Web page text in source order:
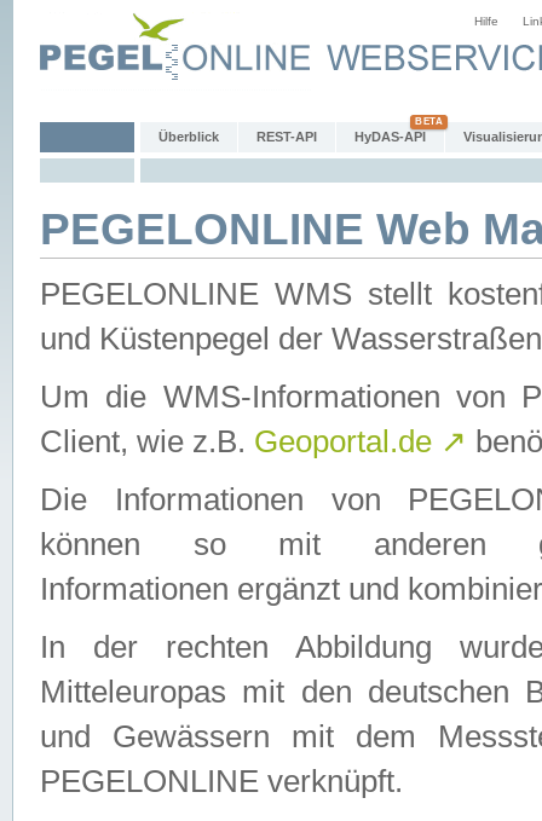
Hilfe
Überblick REST-API HyDAS-API
PEGELONLINE Web
PEGELONLINE WMS stellt
und Küstenpegel der
Um die WMS-Informationen von
Client, wie z.B. Geoportal.de ↗
Die Informationen von
können so mit anderen
Informationen ergänzt und
In der rechten Abbildung
Mitteleuropas mit den deutschen
und Gewässern mit dem
PEGELONLINE verknüpft.